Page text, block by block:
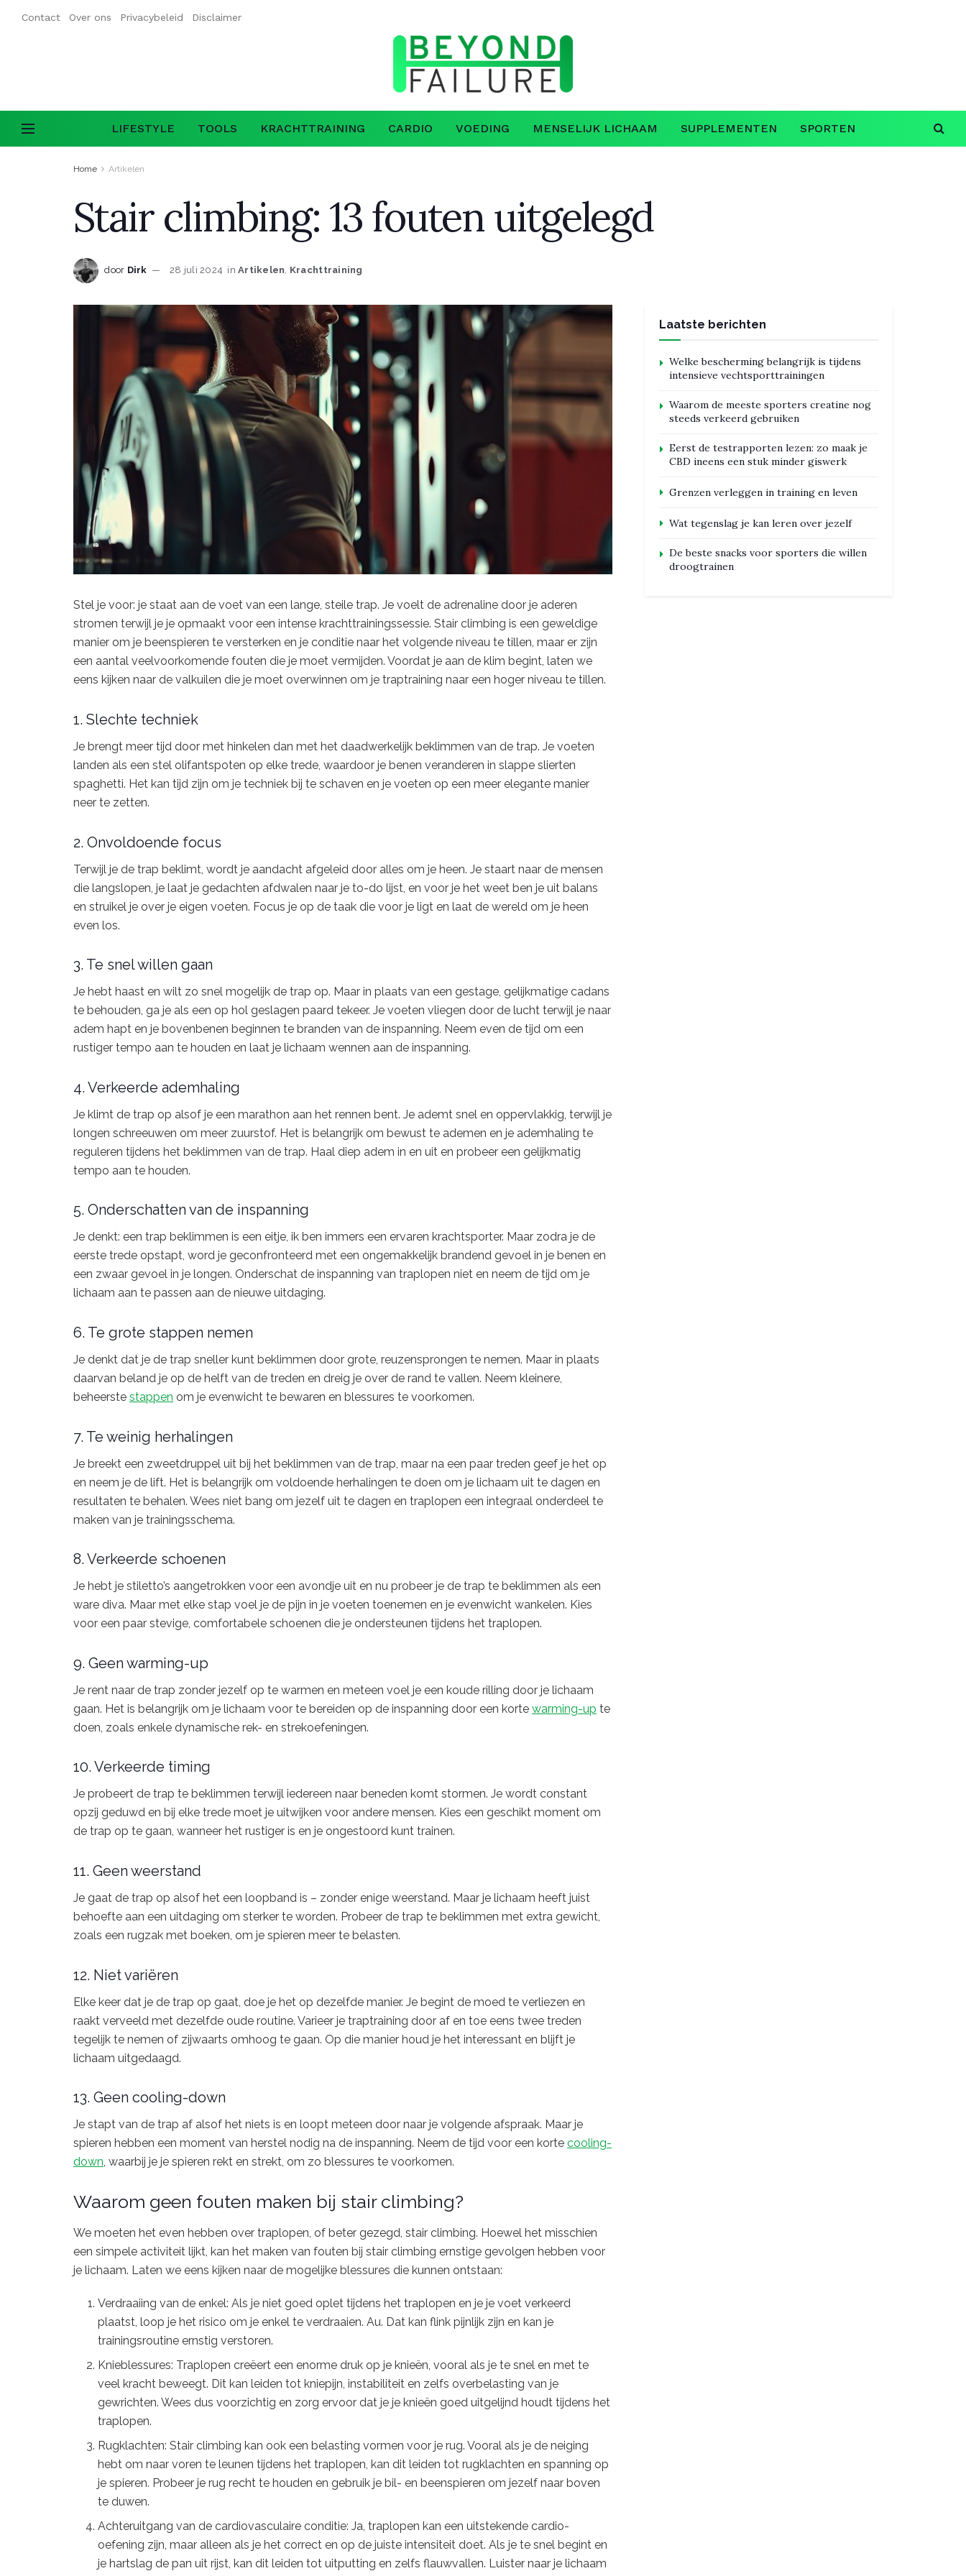
Contact Over ons Privacybeleid Disclaimer
LIFESTYLE TOOLS KRACHTTRAINING CARDIO VOEDING MENSELIJK LICHAAM SUPPLEMENTEN SPORTEN
Home Artikelen
Stair climbing: 13 fouten uitgelegd
door Dirk 28 juli 2024 in Artikelen, Krachttraining
Stel je voor: je staat aan de voet van een lange, steile trap. Je voelt de adrenaline door je aderen
stromen terwijl je je opmaakt voor een intense krachttrainingssessie. Stair climbing is een geweldige
manier om je beenspieren te versterken en je conditie naar het volgende niveau te tillen, maar er zijn
een aantal veelvoorkomende fouten die je moet vermijden. Voordat je aan de klim begint, laten we
eens kijken naar de valkuilen die je moet overwinnen om je traptraining naar een hoger niveau te tillen.
1. Slechte techniek
Je brengt meer tijd door met hinkelen dan met het daadwerkelijk beklimmen van de trap. Je voeten
landen als een stel olifantspoten op elke trede, waardoor je benen veranderen in slappe slierten
spaghetti. Het kan tijd zijn om je techniek bij te schaven en je voeten op een meer elegante manier
neer te zetten.
2. Onvoldoende focus
Terwijl je de trap beklimt, wordt je aandacht afgeleid door alles om je heen. Je staart naar de mensen
die langslopen, je laat je gedachten afdwalen naar je to-do lijst, en voor je het weet ben je uit balans
en struikel je over je eigen voeten. Focus je op de taak die voor je ligt en laat de wereld om je heen
even los.
3. Te snel willen gaan
Je hebt haast en wilt zo snel mogelijk de trap op. Maar in plaats van een gestage, gelijkmatige cadans
te behouden, ga je als een op hol geslagen paard tekeer. Je voeten vliegen door de lucht terwijl je naar
adem hapt en je bovenbenen beginnen te branden van de inspanning. Neem even de tijd om een
rustiger tempo aan te houden en laat je lichaam wennen aan de inspanning.
4. Verkeerde ademhaling
Je klimt de trap op alsof je een marathon aan het rennen bent. Je ademt snel en oppervlakkig, terwijl je
longen schreeuwen om meer zuurstof. Het is belangrijk om bewust te ademen en je ademhaling te
reguleren tijdens het beklimmen van de trap. Haal diep adem in en uit en probeer een gelijkmatig
tempo aan te houden.
5. Onderschatten van de inspanning
Je denkt: een trap beklimmen is een eitje, ik ben immers een ervaren krachtsporter. Maar zodra je de
eerste trede opstapt, word je geconfronteerd met een ongemakkelijk brandend gevoel in je benen en
een zwaar gevoel in je longen. Onderschat de inspanning van traplopen niet en neem de tijd om je
lichaam aan te passen aan de nieuwe uitdaging.
6. Te grote stappen nemen
Je denkt dat je de trap sneller kunt beklimmen door grote, reuzensprongen te nemen. Maar in plaats
daarvan beland je op de helft van de treden en dreig je over de rand te vallen. Neem kleinere,
beheerste stappen om je evenwicht te bewaren en blessures te voorkomen.
7. Te weinig herhalingen
Je breekt een zweetdruppel uit bij het beklimmen van de trap, maar na een paar treden geef je het op
en neem je de lift. Het is belangrijk om voldoende herhalingen te doen om je lichaam uit te dagen en
resultaten te behalen. Wees niet bang om jezelf uit te dagen en traplopen een integraal onderdeel te
maken van je trainingsschema.
8. Verkeerde schoenen
Je hebt je stiletto’s aangetrokken voor een avondje uit en nu probeer je de trap te beklimmen als een
ware diva. Maar met elke stap voel je de pijn in je voeten toenemen en je evenwicht wankelen. Kies
voor een paar stevige, comfortabele schoenen die je ondersteunen tijdens het traplopen.
9. Geen warming-up
Je rent naar de trap zonder jezelf op te warmen en meteen voel je een koude rilling door je lichaam
gaan. Het is belangrijk om je lichaam voor te bereiden op de inspanning door een korte warming-up te
doen, zoals enkele dynamische rek- en strekoefeningen.
10. Verkeerde timing
Je probeert de trap te beklimmen terwijl iedereen naar beneden komt stormen. Je wordt constant
opzij geduwd en bij elke trede moet je uitwijken voor andere mensen. Kies een geschikt moment om
de trap op te gaan, wanneer het rustiger is en je ongestoord kunt trainen.
11. Geen weerstand
Je gaat de trap op alsof het een loopband is – zonder enige weerstand. Maar je lichaam heeft juist
behoefte aan een uitdaging om sterker te worden. Probeer de trap te beklimmen met extra gewicht,
zoals een rugzak met boeken, om je spieren meer te belasten.
12. Niet variëren
Elke keer dat je de trap op gaat, doe je het op dezelfde manier. Je begint de moed te verliezen en
raakt verveeld met dezelfde oude routine. Varieer je traptraining door af en toe eens twee treden
tegelijk te nemen of zijwaarts omhoog te gaan. Op die manier houd je het interessant en blijft je
lichaam uitgedaagd.
13. Geen cooling-down
Je stapt van de trap af alsof het niets is en loopt meteen door naar je volgende afspraak. Maar je
spieren hebben een moment van herstel nodig na de inspanning. Neem de tijd voor een korte cooling-
down, waarbij je je spieren rekt en strekt, om zo blessures te voorkomen.
Waarom geen fouten maken bij stair climbing?
We moeten het even hebben over traplopen, of beter gezegd, stair climbing. Hoewel het misschien
een simpele activiteit lijkt, kan het maken van fouten bij stair climbing ernstige gevolgen hebben voor
je lichaam. Laten we eens kijken naar de mogelijke blessures die kunnen ontstaan:
Verdraaiing van de enkel: Als je niet goed oplet tijdens het traplopen en je je voet verkeerd
plaatst, loop je het risico om je enkel te verdraaien. Au. Dat kan flink pijnlijk zijn en kan je
trainingsroutine ernstig verstoren.
Knieblessures: Traplopen creëert een enorme druk op je knieën, vooral als je te snel en met te
veel kracht beweegt. Dit kan leiden tot kniepijn, instabiliteit en zelfs overbelasting van je
gewrichten. Wees dus voorzichtig en zorg ervoor dat je je knieën goed uitgelijnd houdt tijdens het
traplopen.
Rugklachten: Stair climbing kan ook een belasting vormen voor je rug. Vooral als je de neiging
hebt om naar voren te leunen tijdens het traplopen, kan dit leiden tot rugklachten en spanning op
je spieren. Probeer je rug recht te houden en gebruik je bil- en beenspieren om jezelf naar boven
te duwen.
Achteruitgang van de cardiovasculaire conditie: Ja, traplopen kan een uitstekende cardio-
oefening zijn, maar alleen als je het correct en op de juiste intensiteit doet. Als je te snel begint en
je hartslag de pan uit rijst, kan dit leiden tot uitputting en zelfs flauwvallen. Luister naar je lichaam
Laatste berichten
Welke bescherming belangrijk is tijdens
intensieve vechtsporttrainingen
Waarom de meeste sporters creatine nog
steeds verkeerd gebruiken
Eerst de testrapporten lezen: zo maak je
CBD ineens een stuk minder giswerk
Grenzen verleggen in training en leven
Wat tegenslag je kan leren over jezelf
De beste snacks voor sporters die willen
droogtrainen